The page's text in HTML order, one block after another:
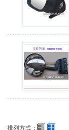
排列方式：